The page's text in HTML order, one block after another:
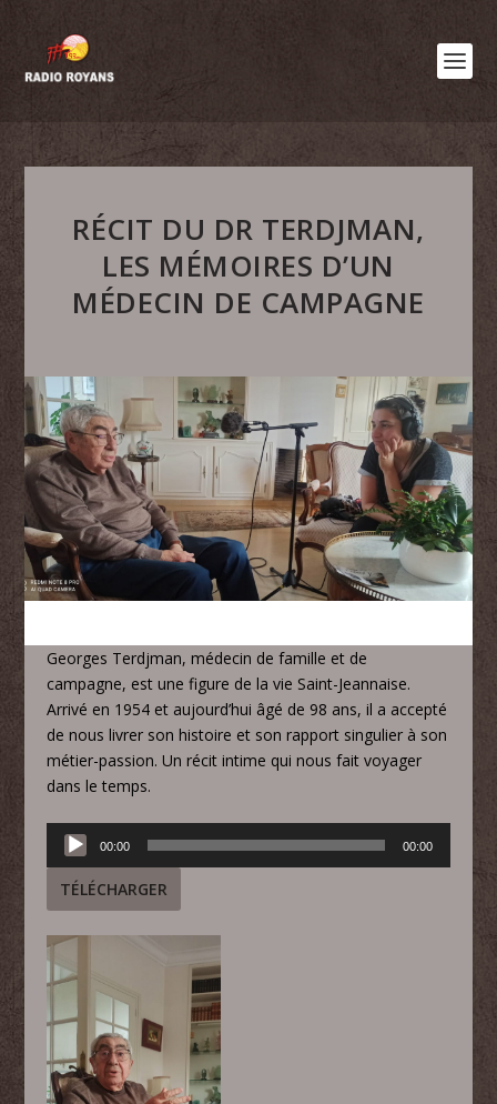
RÉCIT DU DR TERDJMAN,
LES MÉMOIRES D’UN
MÉDECIN DE CAMPAGNE
Georges Terdjman, médecin de famille et de
campagne, est une figure de la vie Saint-Jeannaise.
Arrivé en 1954 et aujourd’hui âgé de 98 ans, il a accepté
de nous livrer son histoire et son rapport singulier à son
métier-passion. Un récit intime qui nous fait voyager
dans le temps.
Lecteur
audio
00:00 00:00
TÉLÉCHARGER